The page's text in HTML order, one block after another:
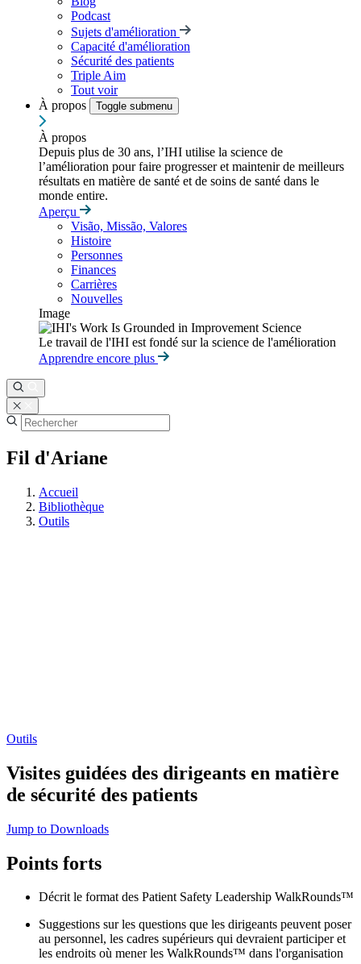
Podcast
Sujets d'amélioration
Capacité d'amélioration
Sécurité des patients
Triple Aim
Tout voir
À propos
Toggle submenu
À propos
Depuis plus de 30 ans, l’IHI utilise la science de
l’amélioration pour faire progresser et maintenir de meilleurs
résultats en matière de santé et de soins de santé dans le
monde entire.
Aperçu
Visão, Missão, Valores
Histoire
Personnes
Finances
Carrières
Nouvelles
Image
Le travail de l'IHI est fondé sur la science de l'amélioration
Apprendre encore plus
Fil d'Ariane
Accueil
Bibliothèque
Outils
Outils
Visites guidées des dirigeants en matière
de sécurité des patients
Jump to Downloads
Points forts
Décrit le format des Patient Safety Leadership WalkRounds™
Suggestions sur les questions que les dirigeants peuvent poser
au personnel, les cadres supérieurs qui devraient participer et
les endroits où mener les WalkRounds™ dans l'organisation